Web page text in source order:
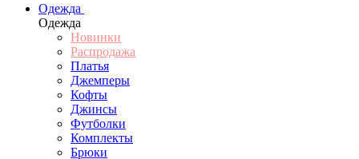
Одежда
Одежда
Новинки
Распродажа
Платья
Джемперы
Кофты
Джинсы
Футболки
Комплекты
Брюки